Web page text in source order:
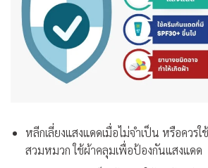
หลีกเลี่ยงแสงแดดเมื่อไม่จำเป็น หรือควร
สวมหมวก ใช้ผ้าคลุมเพื่อป้องกันแสงแดด